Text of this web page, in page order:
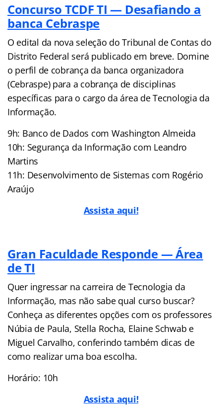
Concurso TCDF TI — Desafiando a
banca Cebraspe
O edital da nova seleção do Tribunal de Contas do
Distrito Federal será publicado em breve. Domine
o perfil de cobrança da banca organizadora
(Cebraspe) para a cobrança de disciplinas
específicas para o cargo da área de Tecnologia da
Informação.
9h: Banco de Dados com Washington Almeida
10h: Segurança da Informação com Leandro
Martins
11h: Desenvolvimento de Sistemas com Rogério
Araújo
Assista aqui!
Gran Faculdade Responde — Área
de TI
Quer ingressar na carreira de Tecnologia da
Informação, mas não sabe qual curso buscar?
Conheça as diferentes opções com os professores
Núbia de Paula, Stella Rocha, Elaine Schwab e
Miguel Carvalho, conferindo também dicas de
como realizar uma boa escolha.
Horário: 10h
Assista aqui!